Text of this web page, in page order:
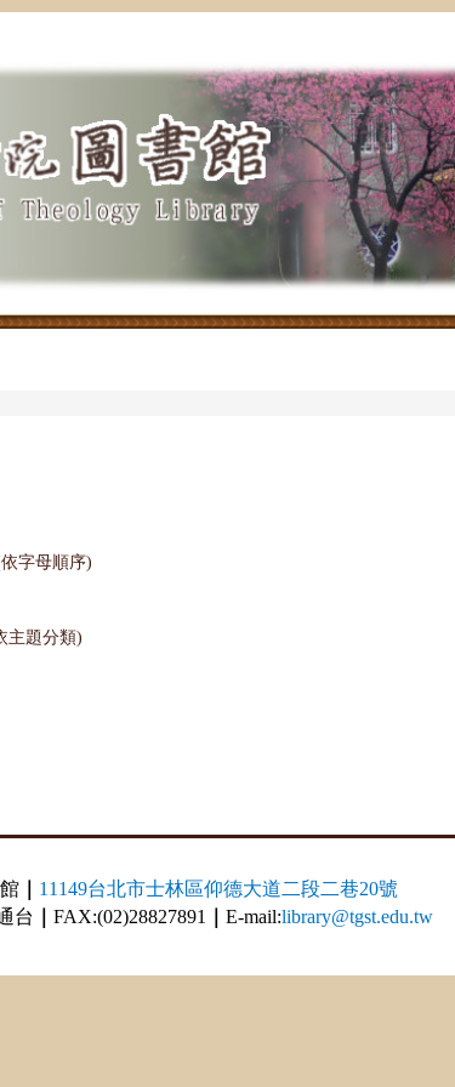
字母順序)
主題分類)
11149台北市士林區仰德大道二段二巷20號
台
FAX:(02)28827891 E-mail:library@tgst.edu.tw